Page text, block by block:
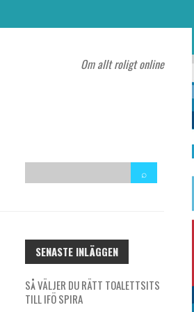
Om allt roligt online
SENASTE INLÄGGEN
SÅ VÄLJER DU RÄTT TOALETTSITS
TILL IFÖ SPIRA